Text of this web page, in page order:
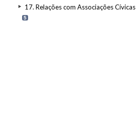
17. Relações com Associações Cívicas
5